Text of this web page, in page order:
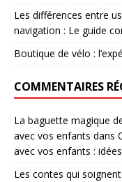
Les différences entre
navigation : Le guide
Boutique de vélo :
COMMENTAIRES
La baguette magique
avec vos enfants dans
avec vos enfants :
Les contes qui